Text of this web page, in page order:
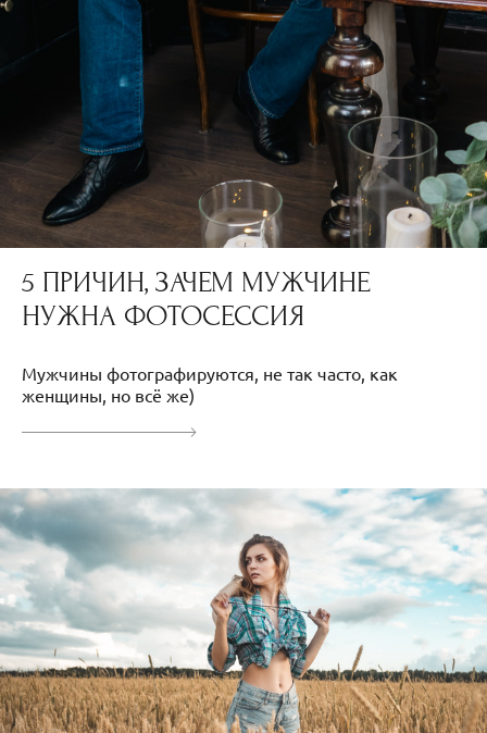
5 ПРИЧИН, ЗАЧЕМ МУЖЧИНЕ
НУЖНА ФОТОСЕССИЯ
Мужчины фотографируются, не так часто, как
женщины, но всё же)